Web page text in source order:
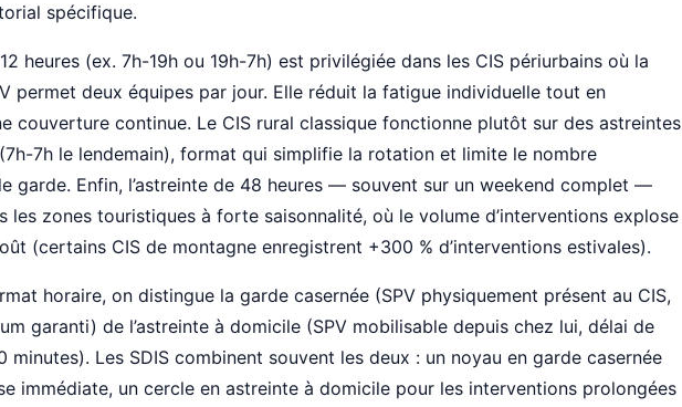
spécifique.
12 heures (ex. 7h-19h ou 19h-7h) est privilégiée dans les CIS périurbains où la
permet deux équipes par jour. Elle réduit la fatigue individuelle tout en
couverture continue. Le CIS rural classique fonctionne plutôt sur des astreintes
7h le lendemain), format qui simplifie la rotation et limite le nombre
garde. Enfin, l’astreinte de 48 heures — souvent sur un weekend complet —
les zones touristiques à forte saisonnalité, où le volume d’interventions explose
(certains CIS de montagne enregistrent +300 % d’interventions estivales).
horaire, on distingue la garde casernée (SPV physiquement présent au CIS,
garanti) de l’astreinte à domicile (SPV mobilisable depuis chez lui, délai de
minutes). Les SDIS combinent souvent les deux : un noyau en garde casernée
immédiate, un cercle en astreinte à domicile pour les interventions prolongées